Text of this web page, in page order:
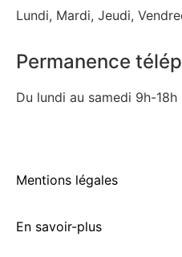
Lundi, Mardi, Jeudi,
Permanence
Du lundi au samedi 9h-18h
Mentions légales
En savoir-plus